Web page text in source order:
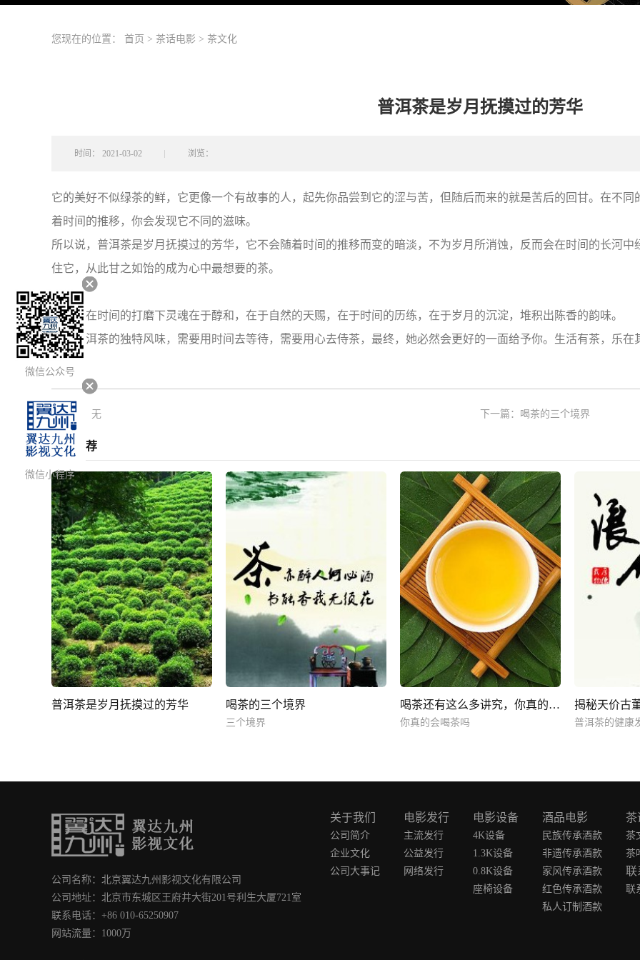
您现在的位置： 首页 > 茶话电影 > 茶文化
普洱茶是岁月抚摸过的芳华
时间： 2021-03-02 浏览：
它的美好不似绿茶的鲜，它更像一个有故事的人，起先你品尝到它的涩与苦，但随后而来的就是苦后的回甘。在不
着时间的推移，你会发现它不同的滋味。
所以说，普洱茶是岁月抚摸过的芳华，它不会随着时间的推移而变的暗淡，不为岁月所消蚀，反而会在时间的长河
住它，从此甘之如饴的成为心中最想要的茶。
普洱茶在时间的打磨下灵魂在于醇和，在于自然的天赐，在于时间的历练，在于岁月的沉淀，堆积出陈香的韵味。
品味普洱茶的独特风味，需要用时间去等待，需要用心去侍茶，最终，她必然会更好的一面给予你。生活有茶，乐在
上一篇：无 下一篇： 喝茶的三个境界
相关推荐
普洱茶是岁月抚摸过的芳华 喝茶的三个境界
三个境界
喝茶还有这么多讲究，你真的会喝茶吗
你真的会喝茶吗 普洱茶的健康
微信公众号
微信小程序
公司名称：北京翼达九州影视文化有限公司
公司地址：北京市东城区王府井大街201号利生大厦721室
联系电话：+86 010-65250907
网站流量：1000万
关于我们
公司简介
企业文化
公司大事记
电影发行
主流发行
公益发行
网络发行
电影设备
4K设备
1.3K设备
0.8K设备
座椅设备
酒品电影
民族传承酒款
非遗传承酒款
家风传承酒款
红色传承酒款
私人订制酒款
茶
茶
茶
联
联